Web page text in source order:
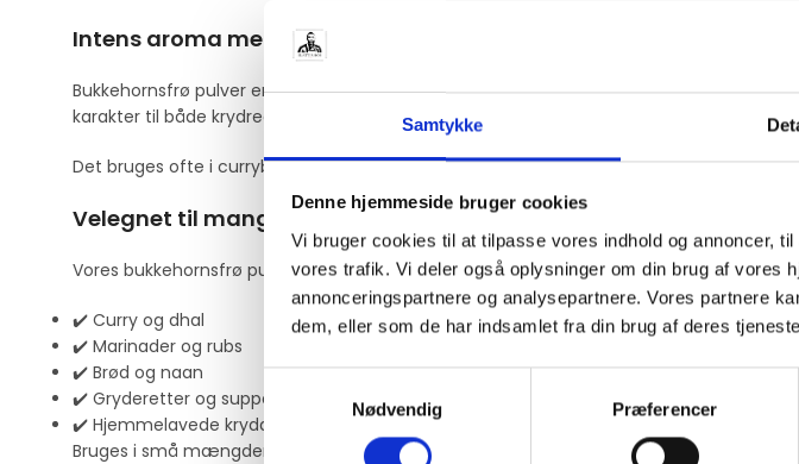
Samtykke
Denne hjemmeside bruger cookies
Vi bruger cookies til at tilpasse vores indhold og annoncer,
vores trafik. Vi deler også oplysninger om din brug af vores
annonceringspartnere og analysepartnere. Vores partnere
dem, eller som de har indsamlet fra din brug af deres
Nødvendig
Præferencer
Intens aroma med dybde og varme
Bukkehornsfrø pulver er et klassisk krydderi i det indiske, mellemøstlige og
karakter til både krydrede og varme retter.
Det bruges ofte i curryblandinger, da det binder smagene sammen og giver en
Velegnet til mange retter
Vores bukkehornsfrø pulver 150g passer perfekt til:
✔️ Curry og dhal
✔️ Marinader og rubs
✔️ Brød og naan
✔️ Gryderetter og supper
✔️ Hjemmelavede krydderiblandinger
Bruges i små mængder for at give dybde uden at dominere retten.